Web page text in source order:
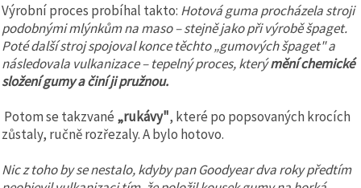
Výrobní proces probíhal takto: Hotová guma procházela stroji
podobnými mlýnkům na maso – stejně jako při výrobě špaget.
Poté další stroj spojoval konce těchto „gumových špaget" a
následovala vulkanizace – tepelný proces, kterýmění chemické
složení gumy a činí ji pružnou.
Potom se takzvané „rukávy", které po popsovaných krocích
zůstaly, ručně rozřezaly. A bylo hotovo.
Nic z toho by se nestalo, kdyby pan Goodyear dva roky předtím